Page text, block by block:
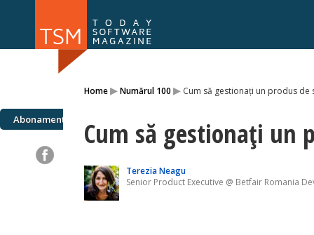
Home▸Numărul 100 ▸ Cum să gestionați un produs de
Abonamente Cum să gestionați un
Terezia Neagu
Senior Product Executive @ Betfair Romania